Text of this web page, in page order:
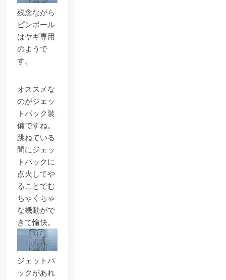
残念ながら
ピンボール
はヤギ専用
のようで
す。
オススメな
のがジェッ
トパック装
備ですね。
跳ねている
間にジェッ
トパックに
点火してや
ることでむ
ちゃくちゃ
な機動がで
きて愉快。
ジェットパ
ックがあれ